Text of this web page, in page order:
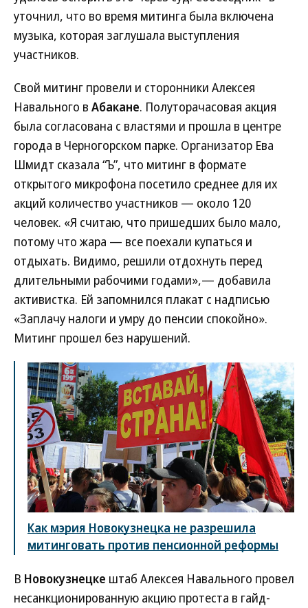
уточнил, что во время митинга была включена
музыка, которая заглушала выступления
участников.
Свой митинг провели и сторонники Алексея
Навального в Абакане. Полуторачасовая акция
была согласована с властями и прошла в центре
города в Черногорском парке. Организатор Ева
Шмидт сказала “Ъ”, что митинг в формате
открытого микрофона посетило среднее для их
акций количество участников — около 120
человек. «Я считаю, что пришедших было мало,
потому что жара — все поехали купаться и
отдыхать. Видимо, решили отдохнуть перед
длительными рабочими годами»,— добавила
активистка. Ей запомнился плакат с надписью
«Заплачу налоги и умру до пенсии спокойно».
Митинг прошел без нарушений.
Как мэрия Новокузнецка не разрешила
митинговать против пенсионной реформы
В Новокузнецке штаб Алексея Навального провел
несанкционированную акцию протеста в гайд-